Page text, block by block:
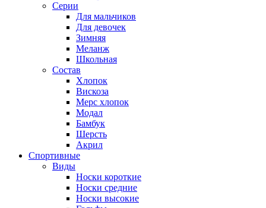
Серии
Для мальчиков
Для девочек
Зимняя
Меланж
Школьная
Состав
Хлопок
Вискоза
Мерс хлопок
Модал
Бамбук
Шерсть
Акрил
Спортивные
Виды
Носки короткие
Носки средние
Носки высокие